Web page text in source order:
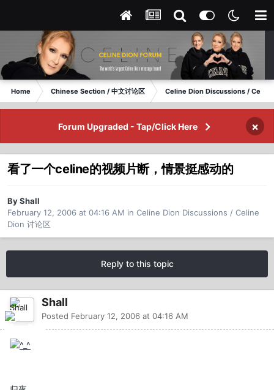
Home Chinese Section / 中文讨论区 Celine Dion Discussions / Celine
Forum Upgraded - Tap/Click Here ×
看了一个celine的视频片断，情景挺感动的
By Shall
February 12, 2006 at 04:16 AM in Celine Dion Discussions / Celine
Dion 讨论区
Reply to this topic
Shall
Posted February 12, 2006 at 04:16 AM